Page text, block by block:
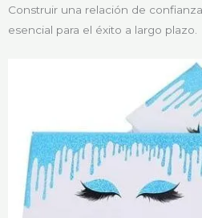
Construir una relación de
esencial para el éxito a largo plazo.